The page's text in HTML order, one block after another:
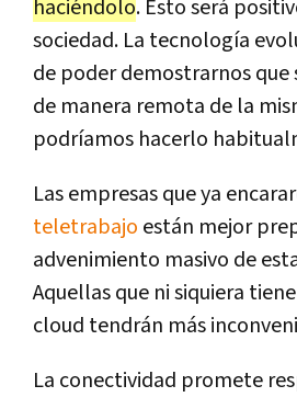
haciéndolo. Esto será
sociedad. La tecnología
de poder demostrarnos que
de manera remota de la
podríamos hacerlo
Las empresas que ya
teletrabajo están mejor
advenimiento masivo de
Aquellas que ni siquiera
cloud tendrán más
La conectividad promete